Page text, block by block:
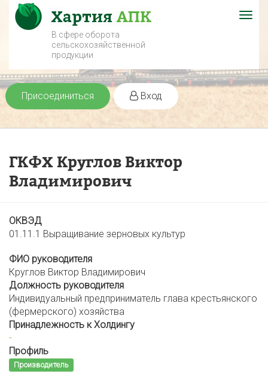
В сфере оборота
сельскохозяйственной
продукции
Присоединиться Вход
ГКФХ Круглов Виктор
Владимирович
ОКВЭД
01.11.1 Выращивание зерновых культур
ФИО руководителя
Круглов Виктор Владимирович
Должность руководителя
Индивидуальный предприниматель глава крестьянского
(фермерского) хозяйства
Принадлежность к Холдингу
-
Профиль
Производитель